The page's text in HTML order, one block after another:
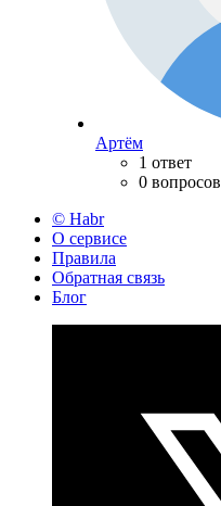
Артём
1 ответ
0 вопросов
© Habr
О сервисе
Правила
Обратная связь
Блог